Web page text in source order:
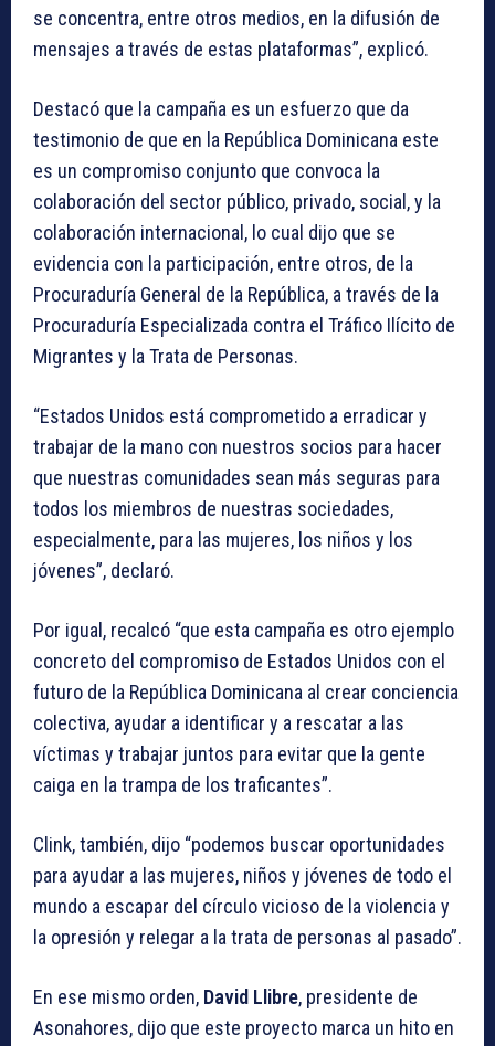
se concentra, entre otros medios, en la difusión de
mensajes a través de estas plataformas”, explicó.
Destacó que la campaña es un esfuerzo que da
testimonio de que en la República Dominicana este
es un compromiso conjunto que convoca la
colaboración del sector público, privado, social, y la
colaboración internacional, lo cual dijo que se
evidencia con la participación, entre otros, de la
Procuraduría General de la República, a través de la
Procuraduría Especializada contra el Tráfico Ilícito de
Migrantes y la Trata de Personas.
“Estados Unidos está comprometido a erradicar y
trabajar de la mano con nuestros socios para hacer
que nuestras comunidades sean más seguras para
todos los miembros de nuestras sociedades,
especialmente, para las mujeres, los niños y los
jóvenes”, declaró.
Por igual, recalcó “que esta campaña es otro ejemplo
concreto del compromiso de Estados Unidos con el
futuro de la República Dominicana al crear conciencia
colectiva, ayudar a identificar y a rescatar a las
víctimas y trabajar juntos para evitar que la gente
caiga en la trampa de los traficantes”.
Clink, también, dijo “podemos buscar oportunidades
para ayudar a las mujeres, niños y jóvenes de todo el
mundo a escapar del círculo vicioso de la violencia y
la opresión y relegar a la trata de personas al pasado”.
En ese mismo orden, David Llibre, presidente de
Asonahores, dijo que este proyecto marca un hito en